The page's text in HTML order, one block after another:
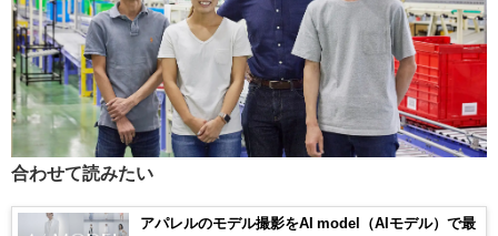
合わせて読みたい
アパレルのモデル撮影をAI model（AIモデル）で最